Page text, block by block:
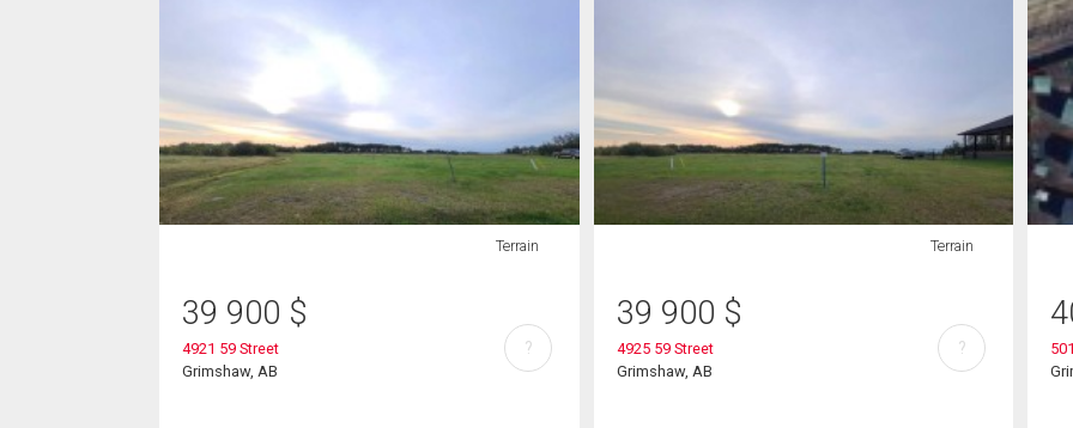
Terrain
39 900 $
4921 59 Street
Grimshaw, AB
?
Terrain
39 900 $
4925 59 Street
Grimshaw, AB
?